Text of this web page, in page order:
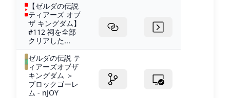
【ゼルダの伝説
ティアーズ オブ
ザ キングダム】
#112 祠を全部
クリアした...
ゼルダの伝説 テ
ィアーズオブザ
キングダム ＞
ブロックゴーレ
ム - nJOY